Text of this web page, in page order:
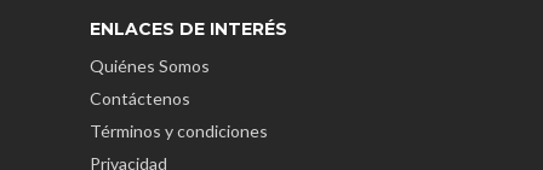
ENLACES DE INTERÉS
Quiénes Somos
Contáctenos
Términos y condiciones
Privacidad